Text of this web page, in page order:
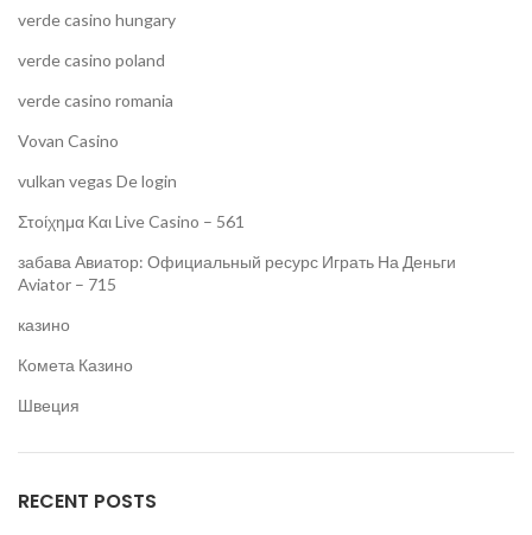
verde casino hungary
verde casino poland
verde casino romania
Vovan Casino
vulkan vegas De login
Στοίχημα Και Live Casino – 561
забава Авиатор: Официальный ресурс Играть На Деньги
Aviator – 715
казино
Комета Казино
Швеция
RECENT POSTS